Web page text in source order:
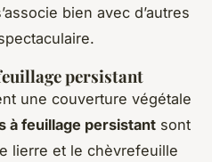
bien avec d’autres
persistant
une couverture végétale
à feuillage persistant sont
lierre et le chèvrefeuille